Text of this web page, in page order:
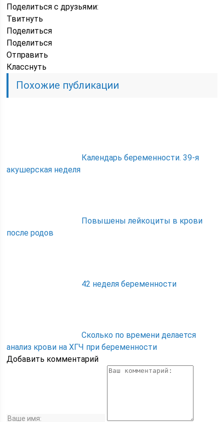
Поделиться с друзьями:
Твитнуть
Поделиться
Поделиться
Отправить
Класснуть
Похожие публикации
Календарь беременности. 39-я
акушерская неделя
Повышены лейкоциты в крови
после родов
42 неделя беременности
Сколько по времени делается
анализ крови на ХГЧ при беременности
Добавить комментарий